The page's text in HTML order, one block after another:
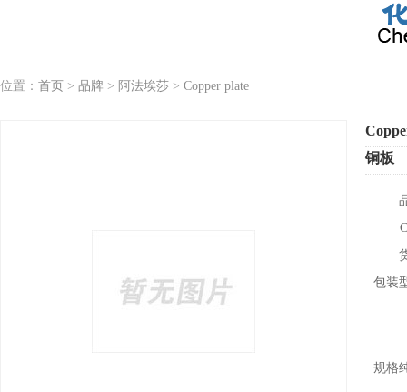
位置： 首页 > 品牌 > 阿法埃莎 > Copper plate
铜板
包装
规格